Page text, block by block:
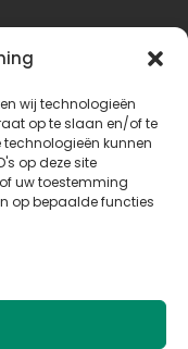
wij technologieën
op te slaan en/of te
kunnen
op deze site
uw toestemming
op bepaalde functies